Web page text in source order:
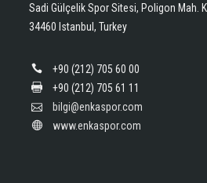
Avrupa
Sadi Gülçelik Spor Sitesi, Poligon Mah.
34460 Istanbul, Turkey
+90 (212) 705 60 00
+90 (212) 705 61 11
bilgi@enkaspor.com
www.enkaspor.com